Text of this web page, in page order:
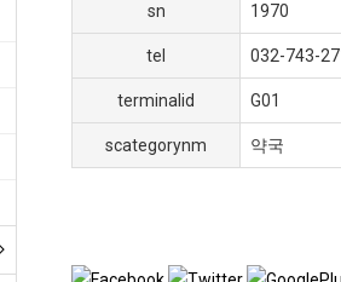
sn 1970
tel 032-743-
terminalid G01
scategorynm 약국